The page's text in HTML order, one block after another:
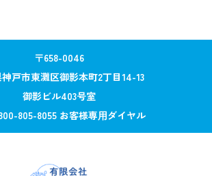
〒658-0046
戸市東灘区御影本町2丁目14-13
御影ビル403号室
805-8055 お客様専⽤ダイヤル